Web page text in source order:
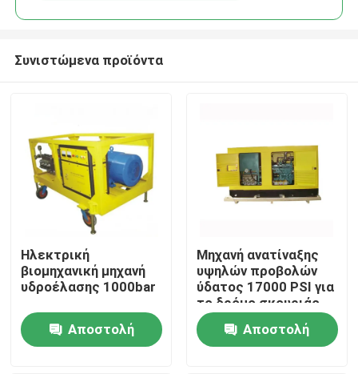
Σπίτι
Προϊόντα
Συνιστώμενα προϊόντα
Ηλεκτρική
βιομηχανική μηχανή
υδροέλασης 1000bar
Αποστολή
Μηχανή ανατίναξης
υψηλών προβολών
ύδατος 17000 PSI για
το δρόμο σκουριάς
χρωμάτων που
χαρακτηρίζει την
αφαίρεση
Αποστολή